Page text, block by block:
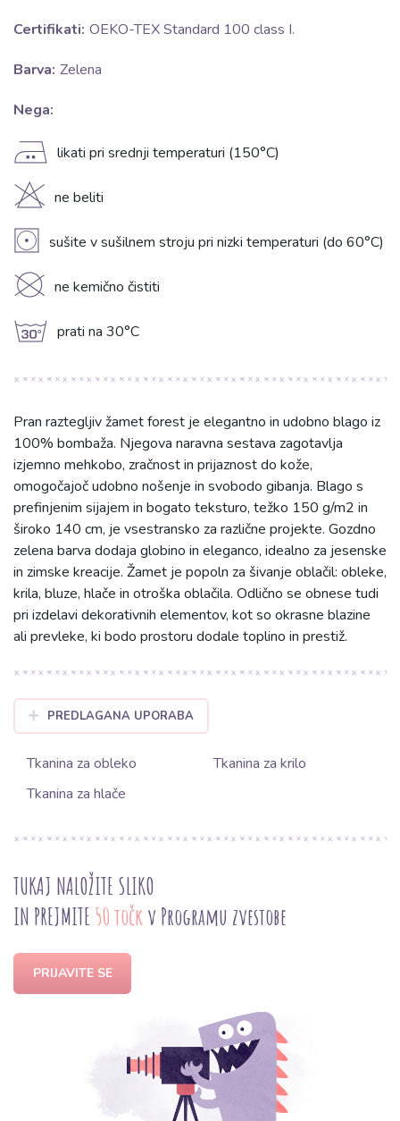
Certifikati: OEKO-TEX Standard 100 class I.
Barva: Zelena
Nega:
E likati pri srednji temperaturi (150°C)
H ne beliti
V sušite v sušilnem stroju pri nizki temperaturi (do 60°C)
K ne kemično čistiti
g prati na 30°C
Pran raztegljiv žamet forest je elegantno in udobno blago iz
100% bombaža. Njegova naravna sestava zagotavlja
izjemno mehkobo, zračnost in prijaznost do kože,
omogočajoč udobno nošenje in svobodo gibanja. Blago s
prefinjenim sijajem in bogato teksturo, težko 150 g/m2 in
široko 140 cm, je vsestransko za različne projekte. Gozdno
zelena barva dodaja globino in eleganco, idealno za jesenske
in zimske kreacije. Žamet je popoln za šivanje oblačil: obleke,
krila, bluze, hlače in otroška oblačila. Odlično se obnese tudi
pri izdelavi dekorativnih elementov, kot so okrasne blazine
ali prevleke, ki bodo prostoru dodale toplino in prestiž.
PREDLAGANA UPORABA
Tkanina za obleko
Tkanina za krilo
Tkanina za hlače
TUKAJ NALOŽITE SLIKO
IN PREJMITE 50 točk v Programu zvestobe
PRIJAVITE SE